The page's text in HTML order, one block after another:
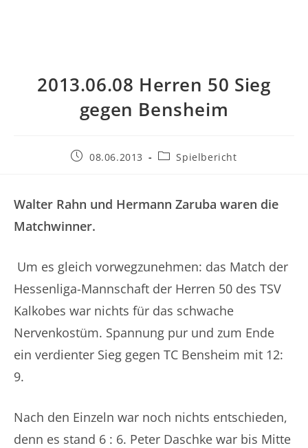
2013.06.08 Herren 50 Sieg
gegen Bensheim
Beitrag08.06.2013
Beitrags-
Spielbericht
Walter Rahn und Hermann Zaruba waren die
Matchwinner.
Um es gleich vorwegzunehmen: das Match der
Hessenliga-Mannschaft der Herren 50 des TSV
Kalkobes war nichts für das schwache
Nervenkostüm. Spannung pur und zum Ende
ein verdienter Sieg gegen TC Bensheim mit 12:
9.
Nach den Einzeln war noch nichts entschieden,
denn es stand 6 : 6. Peter Daschke war bis Mitte